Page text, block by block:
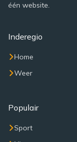
één website.
Inderegio
Home
Weer
Populair
Sport